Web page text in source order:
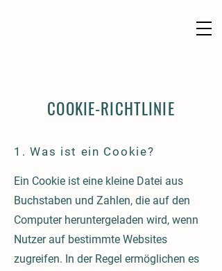
COOKIE-RICHTLINIE
1. Was ist ein Cookie?
Ein Cookie ist eine kleine Datei aus
Buchstaben und Zahlen, die auf den
Computer heruntergeladen wird, wenn
Nutzer auf bestimmte Websites
zugreifen. In der Regel ermöglichen es